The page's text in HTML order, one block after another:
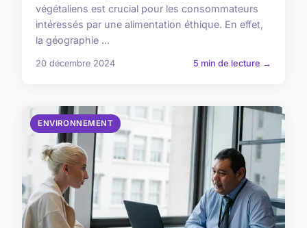
végétaliens est crucial pour les consommateurs
intéressés par une alimentation éthique. En effet,
la géographie ...
20 décembre 2024 5 min de lecture →
ENVIRONNEMENT